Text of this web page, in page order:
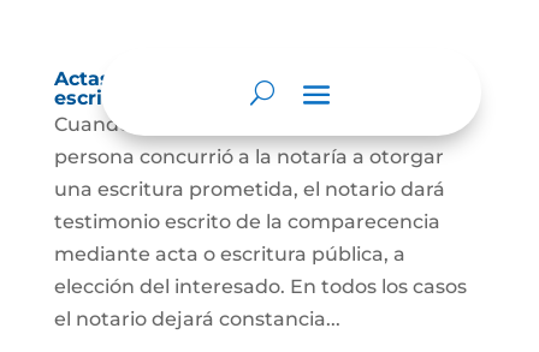
Actas de comparecencia para otorgar
escritura pública
Cuando se trate de comprobar que una
persona concurrió a la notaría a otorgar
una escritura prometida, el notario dará
testimonio escrito de la comparecencia
mediante acta o escritura pública, a
elección del interesado. En todos los casos
el notario dejará constancia...